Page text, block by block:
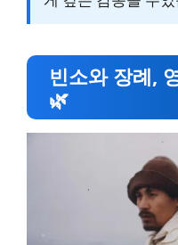
빈소와 장례,
🌿